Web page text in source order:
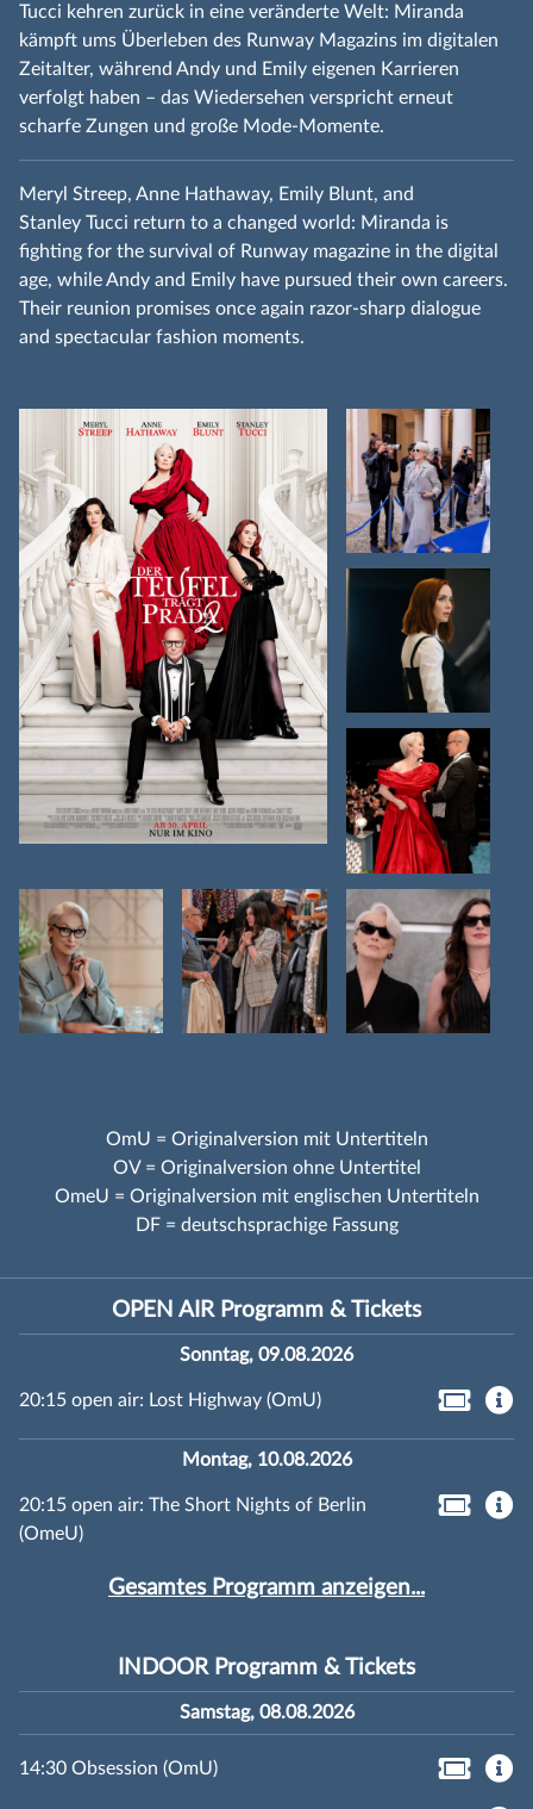
Tucci kehren zurück in eine veränderte Welt: Miranda
kämpft ums Überleben des Runway Magazins im digitalen
Zeitalter, während Andy und Emily eigenen Karrieren
verfolgt haben – das Wiedersehen verspricht erneut
scharfe Zungen und große Mode‑Momente.
Meryl Streep, Anne Hathaway, Emily Blunt, and
Stanley Tucci return to a changed world: Miranda is
fighting for the survival of Runway magazine in the digital
age, while Andy and Emily have pursued their own careers.
Their reunion promises once again razor‑sharp dialogue
and spectacular fashion moments.
OmU = Originalversion mit Untertiteln
OV = Originalversion ohne Untertitel
OmeU = Originalversion mit englischen Untertiteln
DF = deutschsprachige Fassung
OPEN AIR Programm & Tickets
Sonntag, 09.08.2026
20:15 open air: Lost Highway (OmU)
Montag, 10.08.2026
20:15 open air: The Short Nights of Berlin
(OmeU)
Gesamtes Programm anzeigen...
INDOOR Programm & Tickets
Samstag, 08.08.2026
14:30 Obsession (OmU)